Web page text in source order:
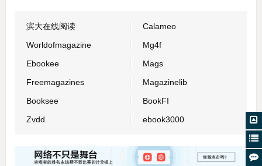
滨大在线阅读
Calameo
Worldofmagazine
Mg4f
Ebookee
Mags
Freemagazines
Magazinelib
Booksee
BookFI
Zvdd
ebook3000